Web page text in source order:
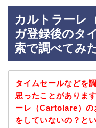
カルトラーレ
ガ登録後のタ
索で調べてみ
タイムセールなどを
思ったことがありま
ーレ（Cartolare）の
をしていないの？と